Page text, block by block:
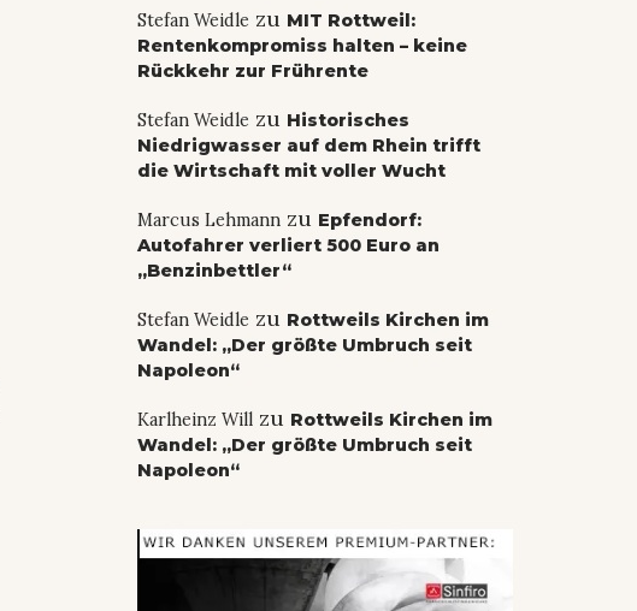
Stefan Weidle zu MIT Rottweil:
Rentenkompromiss halten – keine
Rückkehr zur Frührente
Stefan Weidle zu Historisches
Niedrigwasser auf dem Rhein trifft
die Wirtschaft mit voller Wucht
Marcus Lehmannzu Epfendorf:
Autofahrer verliert 500 Euro an
„Benzinbettler“
Stefan Weidle zu Rottweils Kirchen im
Wandel: „Der größte Umbruch seit
Napoleon“
Karlheinz Willzu Rottweils Kirchen im
Wandel: „Der größte Umbruch seit
Napoleon“